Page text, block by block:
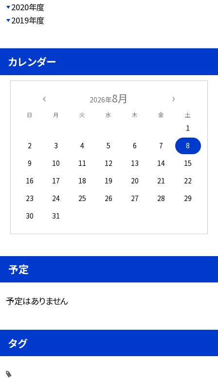
2020年度
2019年度
カレンダー
2026年8月
日 月 火 水 木 金 土
1
2
3 4 5 6 7
8
9
10 11 12 13 14
15
16
17 18 19 20 21
22
23
24 25 26 27 28
29
30
31
予定
予定はありません
タグ